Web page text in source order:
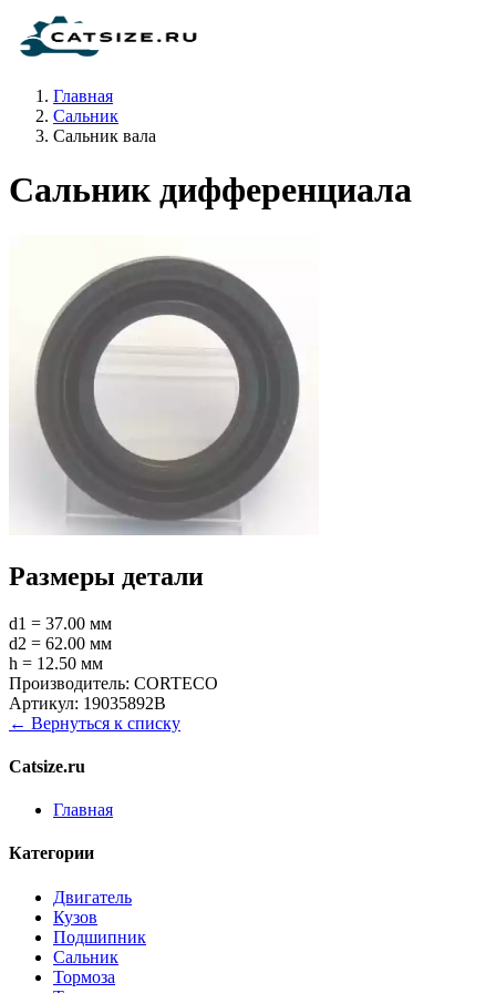
Главная
Сальник
Сальник вала
Сальник дифференциала
Размеры детали
d1 = 37.00 мм
d2 = 62.00 мм
h = 12.50 мм
Производитель: CORTECO
Артикул: 19035892B
← Вернуться к списку
Catsize.ru
Главная
Категории
Двигатель
Кузов
Подшипник
Сальник
Тормоза